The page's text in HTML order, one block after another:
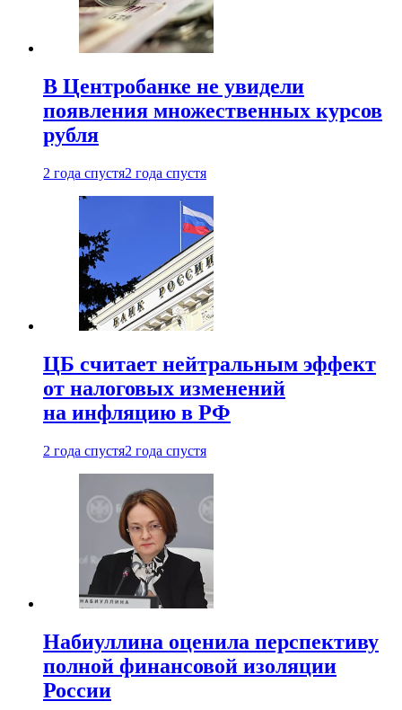
В Центробанке не увидели
появления множественных курсов
рубля
2 года спустя2 года спустя
ЦБ считает нейтральным эффект
от налоговых изменений
на инфляцию в РФ
2 года спустя2 года спустя
Набиуллина оценила перспективу
полной финансовой изоляции
России